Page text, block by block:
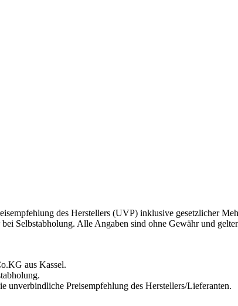
des Herstellers (UVP) inklusive gesetzlicher
Selbstabholung. Alle Angaben sind ohne Gewähr und
aus Kassel.
unverbindliche Preisempfehlung des Herstellers/Lieferanten.